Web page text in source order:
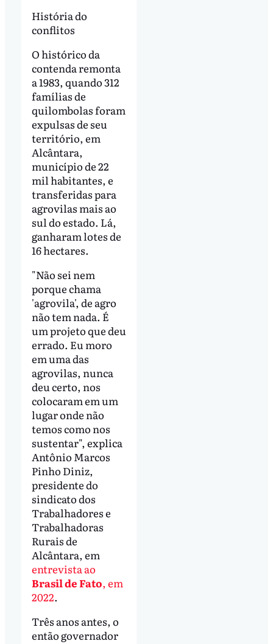
História do
conflitos
O histórico da
contenda remonta
a 1983, quando 312
famílias de
quilombolas foram
expulsas de seu
território, em
Alcântara,
município de 22
mil habitantes, e
transferidas para
agrovilas mais ao
sul do estado. Lá,
ganharam lotes de
16 hectares.
"Não sei nem
porque chama
'agrovila', de agro
não tem nada. É
um projeto que deu
errado. Eu moro
em uma das
agrovilas, nunca
deu certo, nos
colocaram em um
lugar onde não
temos como nos
sustentar", explica
Antônio Marcos
Pinho Diniz,
presidente do
sindicato dos
Trabalhadores e
Trabalhadoras
Rurais de
Alcântara, em
entrevista ao
Brasil de Fato, em
2022.
Três anos antes, o
então governador